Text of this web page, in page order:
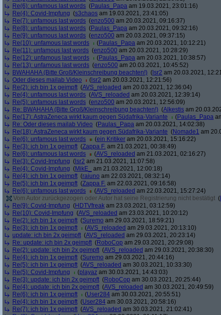
Re(6): unfamous last words (Paulas_Papa am 19.03.2021, 23:01:16)
Re(4): Covid-Impfung (s3chaos am 19.03.2021, 23:41:05)
Re(7): unfamous last words (enzo500 am 20.03.2021, 09:16:37)
Re(8): unfamous last words (Paulas_Papa am 20.03.2021, 09:32:16)
Re(9): unfamous last words (enzo500 am 20.03.2021, 09:37:15)
Re(10): unfamous last words
(Paulas_Papa am 20.03.2021, 10:12:21)
Re(11): unfamous last words (enzo500 am 20.03.2021, 10:28:29)
Re(12): unfamous last words
(Paulas_Papa am 20.03.2021, 10:38:57)
Re(13): unfamous last words (enzo500 am 20.03.2021, 10:45:52)
BWAHAHA (Bitte Groß/Kleinschreibung beachten!) ( lsr2 am 20.03.2021,
Oder dieses mailab Video
( lsr2 am 20.03.2021, 12:21:56)
Re(2): ich bin 1x geimpft (AVS_reloaded am 20.03.2021, 12:36:04)
Re(4): unfamous last words (AVS_reloaded am 20.03.2021, 12:39:14)
Re(5): unfamous last words (enzo500 am 20.03.2021, 12:56:09)
Re: BWAHAHA (Bitte Groß/Kleinschreibung beachten!) (Alkestis am
Re(17): AstraZeneca wirkt kaum gegen Südafrika-Variante
(Paulas_Papa
Re: Oder dieses mailab Video (Paulas_Papa am 20.03.2021, 14:02:38)
Re(18): AstraZeneca wirkt kaum gegen Südafrika-Variante (Nomade1 am
Re(6): unfamous last words
(ein Kritiker am 20.03.2021, 15:16:22)
Re(3): ich bin 1x geimpft (Zappa F. am 21.03.2021, 00:38:49)
Re(6): unfamous last words
(AVS_reloaded am 21.03.2021, 02:16:27)
Re(3): Covid-Impfung ( lsr2 am 21.03.2021, 11:07:58)
Re(4): Covid-Impfung (MikE_
am 21.03.2021, 12:00:18)
Re(4): ich bin 1x geimpft (raiuno am 22.03.2021, 08:32:14)
Re(5): ich bin 1x geimpft (Zappa F. am 22.03.2021, 09:16:58)
Re(6): unfamous last words
(AVS_reloaded am 22.03.2021, 15:27:24)
Vom Autor zurückgezogen oder Autor hat seine Registrierung nicht bestätigt (
Re(9): Covid-Impfung (HDTVfreak am 23.03.2021, 03:12:59)
Re(10): Covid-Impfung (AVS_reloaded am 23.03.2021, 10:20:12)
Re(2): ich bin 1x geimpft (Suremo am 29.03.2021, 18:59:21)
Re(3): ich bin 1x geimpft
(AVS_reloaded am 29.03.2021, 20:13:10)
update: ich bin 2x geimpft (AVS_reloaded am 29.03.2021, 20:23:14)
Re: update: ich bin 2x geimpft (RoboCop am 29.03.2021, 20:29:08)
Re(2): update: ich bin 2x geimpft (AVS_reloaded am 29.03.2021, 20:38:30)
Re(4): ich bin 1x geimpft (Suremo am 29.03.2021, 20:44:16)
Re(5): ich bin 1x geimpft (AVS_reloaded am 30.03.2021, 10:33:30)
Re(5): Covid-Impfung
(playaz am 30.03.2021, 14:43:03)
Re(3): update: ich bin 2x geimpft (RoboCop am 30.03.2021, 20:25:44)
Re(4): update: ich bin 2x geimpft (AVS_reloaded am 30.03.2021, 20:49:59)
Re(6): ich bin 1x geimpft
(User284 am 30.03.2021, 20:55:51)
Re(4): ich bin 1x geimpft (User284 am 30.03.2021, 20:58:16)
Re(7): ich bin 1x geimpft (AVS_reloaded am 30.03.2021, 21:02:41)